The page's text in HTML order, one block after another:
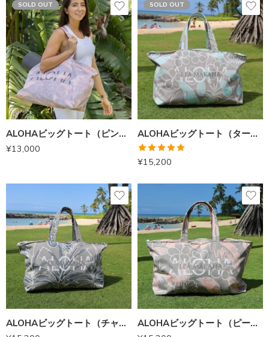
SOLD OUT
ALOHAビッグトート（ピンク）
¥13,000
SOLD OUT
ALOHAビッグトート（ターコイズブルー）
5段階中
¥15,200
ALOHAビッグトート（チャイラテ）
ALOHAビッグトート（ピーチベージュ）